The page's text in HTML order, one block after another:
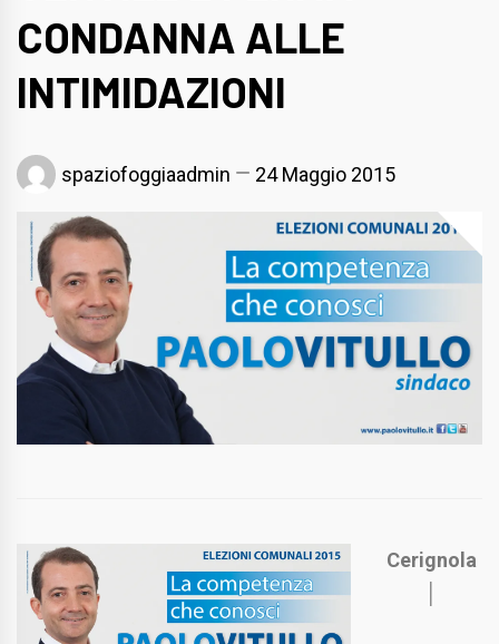
CONDANNA ALLE
INTIMIDAZIONI
spaziofoggiaadmin 24 Maggio 2015
Cerignola